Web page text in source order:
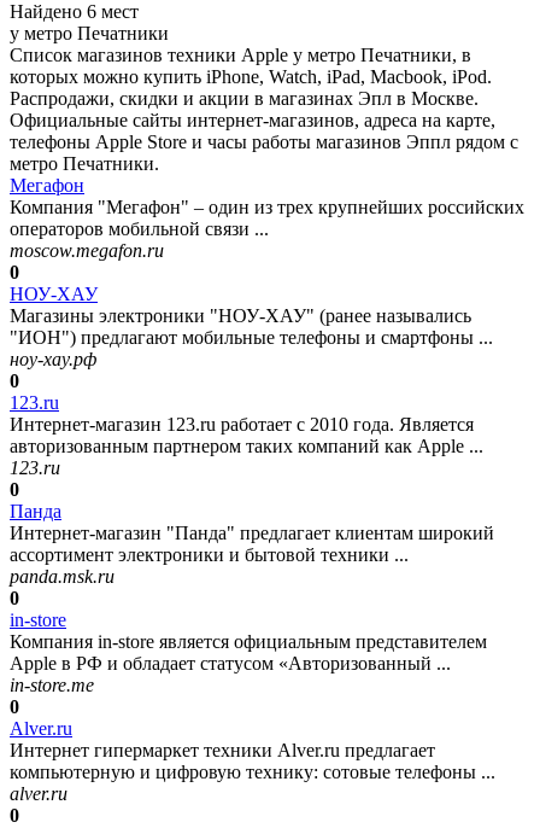
Найдено 6 мест
у метро Печатники
Список магазинов техники Apple у метро Печатники, в
которых можно купить iPhone, Watch, iPad, Macbook, iPod.
Распродажи, скидки и акции в магазинах Эпл в Москве.
Официальные сайты интернет-магазинов, адреса на карте,
телефоны Apple Store и часы работы магазинов Эппл рядом с
метро Печатники.
Мегафон
Компания "Мегафон" – один из трех крупнейших российских
операторов мобильной связи ...
moscow.megafon.ru
0
НОУ-ХАУ
Магазины электроники "НОУ-ХАУ" (ранее назывались
"ИОН") предлагают мобильные телефоны и смартфоны ...
ноу-хау.рф
0
123.ru
Интернет-магазин 123.ru работает с 2010 года. Является
авторизованным партнером таких компаний как Apple ...
123.ru
0
Панда
Интернет-магазин "Панда" предлагает клиентам широкий
ассортимент электроники и бытовой техники ...
panda.msk.ru
0
in-store
Компания in-store является официальным представителем
Apple в РФ и обладает статусом «Авторизованный ...
in-store.me
0
Alver.ru
Интернет гипермаркет техники Alver.ru предлагает
компьютерную и цифровую технику: сотовые телефоны ...
alver.ru
0